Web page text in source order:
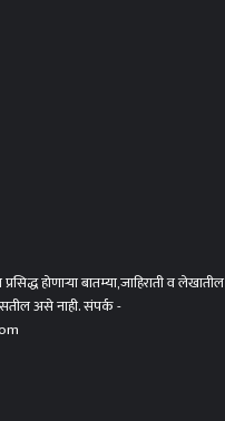
होणाऱ्या बातम्या,जाहिराती व लेखातील
असे नाही. संपर्क -